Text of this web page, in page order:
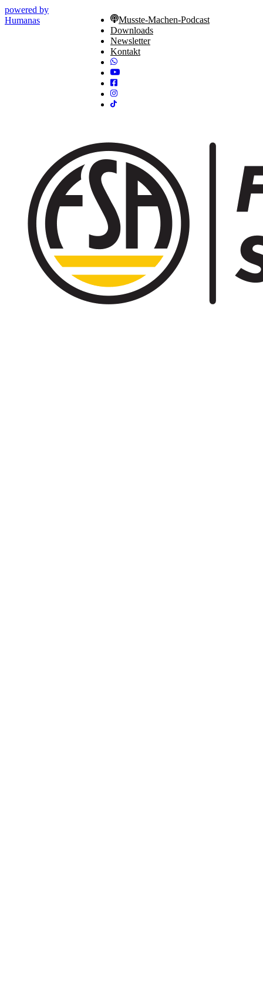
powered by
Humanas
Musste-Machen-Podcast
Downloads
Newsletter
Kontakt